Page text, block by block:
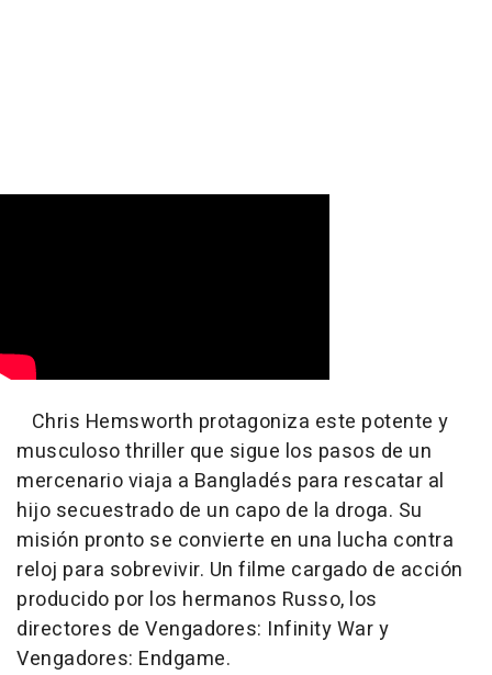
Chris Hemsworth protagoniza este potente y
musculoso thriller que sigue los pasos de un
mercenario viaja a Bangladés para rescatar al
hijo secuestrado de un capo de la droga. Su
misión pronto se convierte en una lucha contra
reloj para sobrevivir. Un filme cargado de acción
producido por los hermanos Russo, los
directores de Vengadores: Infinity War y
Vengadores: Endgame.